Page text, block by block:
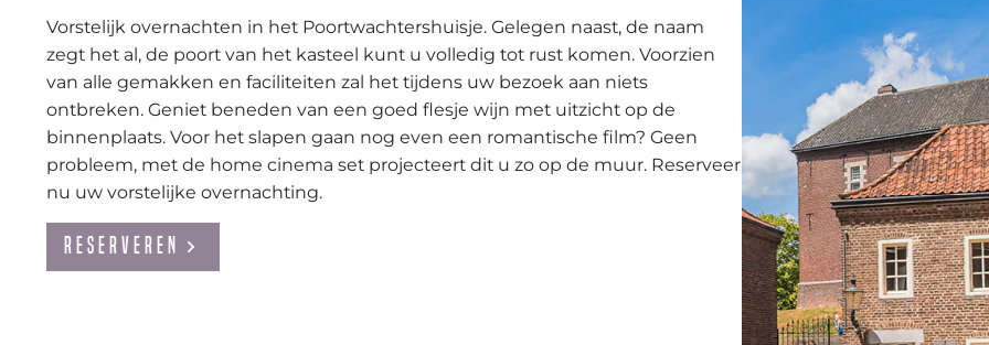
Vorstelijk overnachten in het Poortwachtershuisje. Gelegen naast, de naam
zegt het al, de poort van het kasteel kunt u volledig tot rust komen. Voorzien
van alle gemakken en faciliteiten zal het tijdens uw bezoek aan niets
ontbreken. Geniet beneden van een goed flesje wijn met uitzicht op de
binnenplaats. Voor het slapen gaan nog even een romantische film? Geen
probleem, met de home cinema set projecteert dit u zo op de muur. Reserveer
nu uw vorstelijke overnachting.
Reserveren